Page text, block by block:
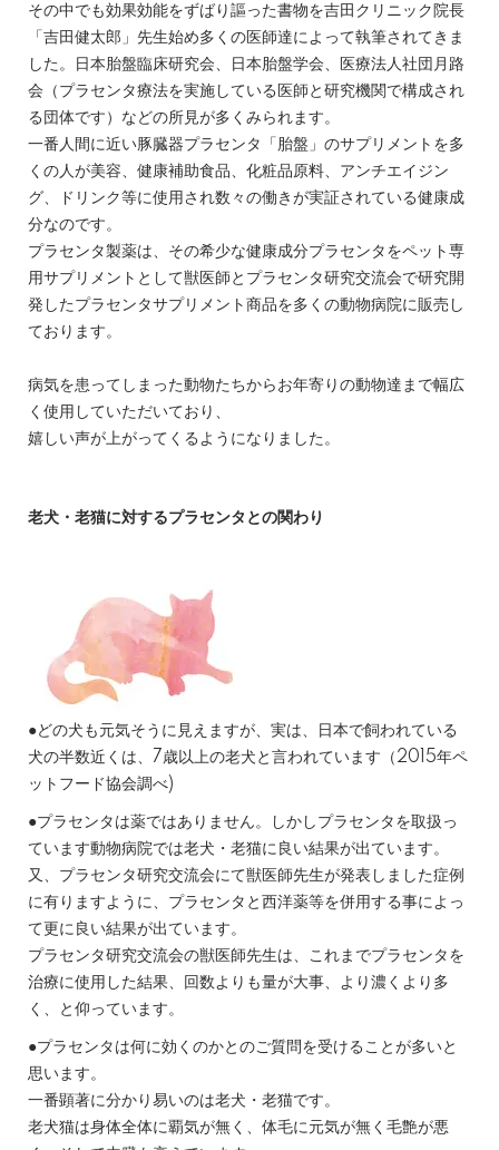
その中でも効果効能をずばり謳った書物を吉田クリニック院長
「吉田健太郎」先生始め多くの医師達によって執筆されてきま
した。日本胎盤臨床研究会、日本胎盤学会、医療法人社団月路
会（プラセンタ療法を実施している医師と研究機関で構成され
る団体です）などの所見が多くみられます。
一番人間に近い豚臓器プラセンタ「胎盤」のサプリメントを多
くの人が美容、健康補助食品、化粧品原料、アンチエイジン
グ、ドリンク等に使用され数々の働きが実証されている健康成
分なのです。
プラセンタ製薬は、その希少な健康成分プラセンタをペット専
用サプリメントとして獣医師とプラセンタ研究交流会で研究開
発したプラセンタサプリメント商品を多くの動物病院に販売し
ております。
病気を患ってしまった動物たちからお年寄りの動物達まで幅広
く使用していただいており、
嬉しい声が上がってくるようになりました。
老犬・老猫に対するプラセンタとの関わり
●どの犬も元気そうに見えますが、実は、日本で飼われている
犬の半数近くは、7歳以上の老犬と言われています（2015年ペ
ットフード協会調べ)
●プラセンタは薬ではありません。しかしプラセンタを取扱っ
ています動物病院では老犬・老猫に良い結果が出ています。
又、プラセンタ研究交流会にて獣医師先生が発表しました症例
に有りますように、プラセンタと西洋薬等を併用する事によっ
て更に良い結果が出ています。
プラセンタ研究交流会の獣医師先生は、これまでプラセンタを
治療に使用した結果、回数よりも量が大事、より濃くより多
く、と仰っています。
●プラセンタは何に効くのかとのご質問を受けることが多いと
思います。
一番顕著に分かり易いのは老犬・老猫です。
老犬猫は身体全体に覇気が無く、体毛に元気が無く毛艶が悪